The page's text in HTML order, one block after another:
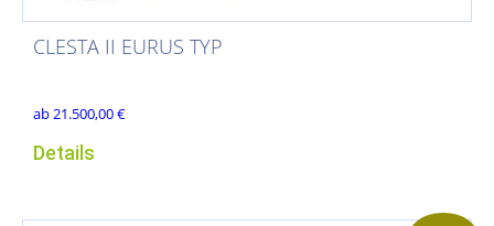
CLESTA II EURUS TYP
ab21.500,00€
Details